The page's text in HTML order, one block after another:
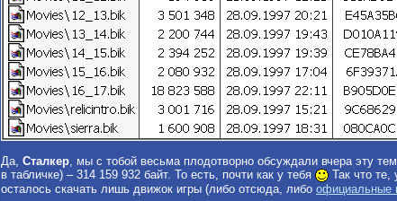
Да, Сталкер, мы с тобой весьма плодотворно обсуждали вчера эту
в табличке) – 314 159 932 байт. То есть, почти как у тебя
Так что те,
осталось скачать лишь движок игры (либо отсюда, либо официальные